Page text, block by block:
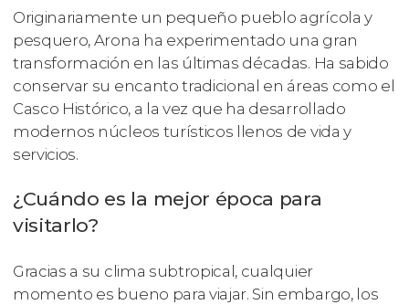
Originariamente un pequeño pueblo agrícola y
pesquero, Arona ha experimentado una gran
transformación en las últimas décadas. Ha sabido
conservar su encanto tradicional en áreas como el
Casco Histórico, a la vez que ha desarrollado
modernos núcleos turísticos llenos de vida y
servicios.
¿Cuándo es la mejor época para
visitarlo?
Gracias a su clima subtropical, cualquier
momento es bueno para viajar. Sin embargo, los